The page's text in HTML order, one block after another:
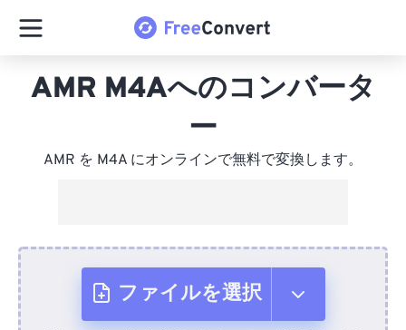
AMR M4Aへのコンバータ
ー
AMR を M4A にオンラインで無料で変換します。
ファイルを選択